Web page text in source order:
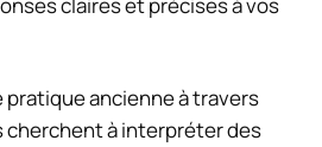
pratique ancienne à travers
cherchent à interpréter des